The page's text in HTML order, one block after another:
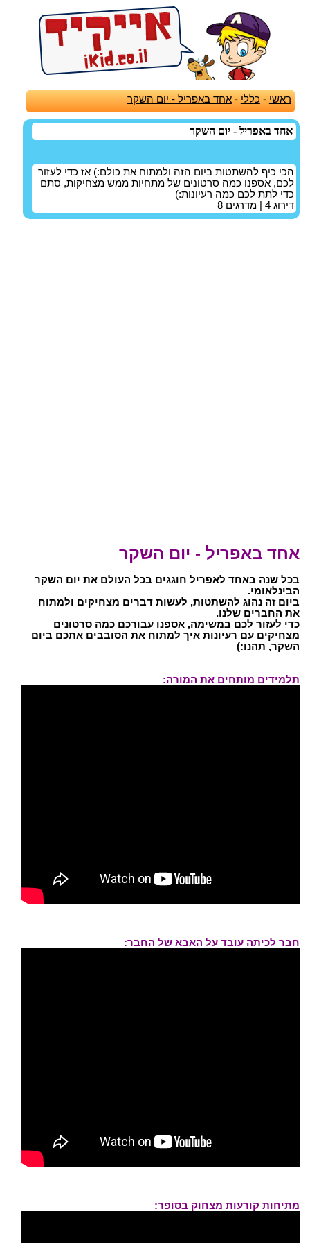
ראשי - כללי -אחד באפריל - יום השקר
אחד באפריל - יום השקר
הכי כיף להשתטות ביום הזה ולמתוח את כולם:) אז כדי לעזור
לכם, אספנו כמה סרטונים של מתחיות ממש מצחיקות, סתם
כדי לתת לכם כמה רעיונות:)
דירוג 4 | מדרגים 8
אחד באפריל - יום השקר
בכל שנה באחד לאפריל חוגגים בכל העולם את יום השקר
הבינלאומי.
ביום זה נהוג להשתטות, לעשות דברים מצחיקים ולמתוח
את החברים שלנו.
כדי לעזור לכם במשימה, אספנו עבורכם כמה סרטונים
מצחיקים עם רעיונות איך למתוח את הסובבים אתכם ביום
השקר, תהנו:)
תלמידים מותחים את המורה:
חבר לכיתה עובד על האבא של החבר:
מתיחות קורעות מצחוק בסופר: